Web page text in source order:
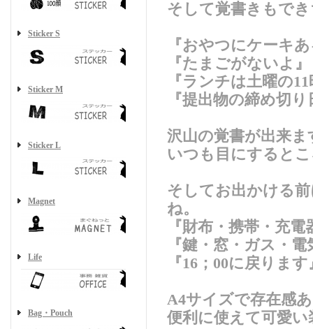
Sticker S
Sticker M
Sticker L
Magnet
Life
Bag・Pouch
そして覚書きもで
『おやつにケーキ
『たまごがないよ』
『ランチは土曜の
『提出物の締め切
沢山の覚書が出来ま
いつも目にすると
そしてお出かける
ね。
『財布・携帯・充
『鍵・窓・ガス・
『16；00に戻り
A4サイズで存在感
便利に使えて可愛